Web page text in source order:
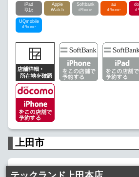
iPad
取扱
Apple
Watch
Softbank
iPhone
au
iPhone
UQmobile
iPhone
上田市